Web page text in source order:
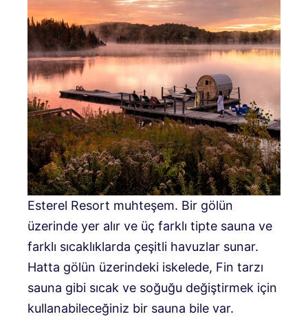
Esterel Resort muhteşem. Bir gölün
üzerinde yer alır ve üç farklı tipte sauna ve
farklı sıcaklıklarda çeşitli havuzlar sunar.
Hatta gölün üzerindeki iskelede, Fin tarzı
sauna gibi sıcak ve soğuğu değiştirmek için
kullanabileceğiniz bir sauna bile var.